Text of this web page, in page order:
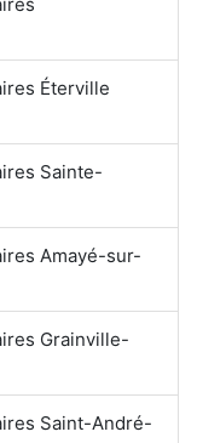
Éterville
Sainte-
Amayé-sur-
Grainville-
Saint-André-